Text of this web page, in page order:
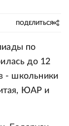
ПОДЕЛИТЬСЯ
по
до 12
- школьники
ЮАР и